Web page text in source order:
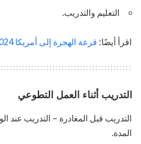
التعليم والتدريب.
اقرأ أيضًا: قرعة الهجرة إلى أمريكا 2024-2025
التدريب أثناء العمل التطوعي
التدريب قبل المغادرة – التدريب
المدة.